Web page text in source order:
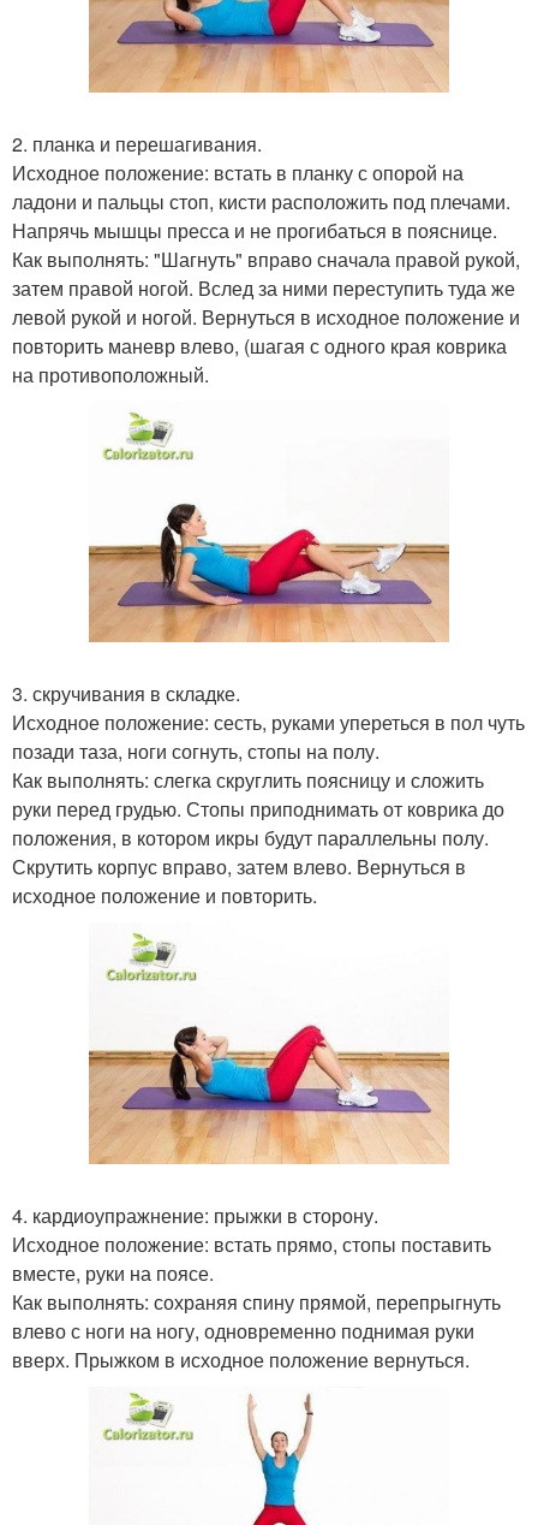
2. планка и перешагивания.
Исходное положение: встать в планку с опорой на
ладони и пальцы стоп, кисти расположить под плечами.
Напрячь мышцы пресса и не прогибаться в пояснице.
Как выполнять: "Шагнуть" вправо сначала правой рукой,
затем правой ногой. Вслед за ними переступить туда же
левой рукой и ногой. Вернуться в исходное положение и
повторить маневр влево, (шагая с одного края коврика
на противоположный.
3. скручивания в складке.
Исходное положение: сесть, руками упереться в пол чуть
позади таза, ноги согнуть, стопы на полу.
Как выполнять: слегка скруглить поясницу и сложить
руки перед грудью. Стопы приподнимать от коврика до
положения, в котором икры будут параллельны полу.
Скрутить корпус вправо, затем влево. Вернуться в
исходное положение и повторить.
4. кардиоупражнение: прыжки в сторону.
Исходное положение: встать прямо, стопы поставить
вместе, руки на поясе.
Как выполнять: сохраняя спину прямой, перепрыгнуть
влево с ноги на ногу, одновременно поднимая руки
вверх. Прыжком в исходное положение вернуться.